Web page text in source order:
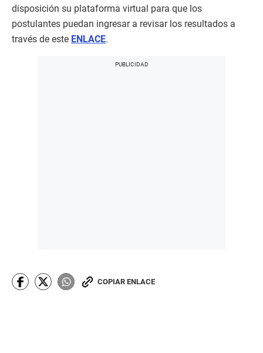
disposición su plataforma virtual para que los
postulantes puedan ingresar a revisar los resultados a
través de este ENLACE.
COPIAR ENLACE